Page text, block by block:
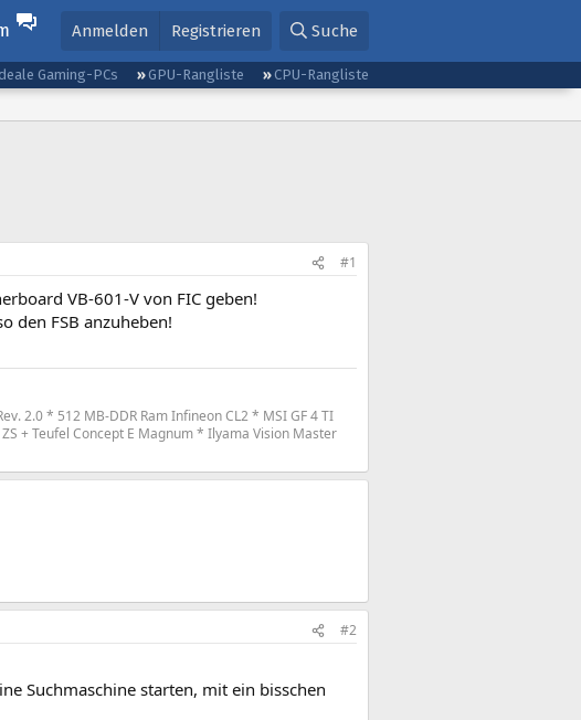
Anmelden Registrieren Suche
Gaming-PCs GPU-Rangliste
CPU-Rangliste
#1
VB-601-V von FIC geben!
den FSB anzuheben!
2.0 * 512 MB-DDR Ram Infineon CL2 * MSI GF 4 TI
+ Teufel Concept E Magnum * Ilyama Vision Master
#2
Suchmaschine starten, mit ein bisschen